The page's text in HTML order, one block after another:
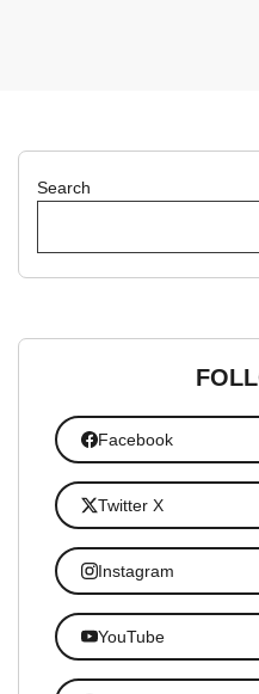
Search
Facebook
Twitter X
Instagram
YouTube